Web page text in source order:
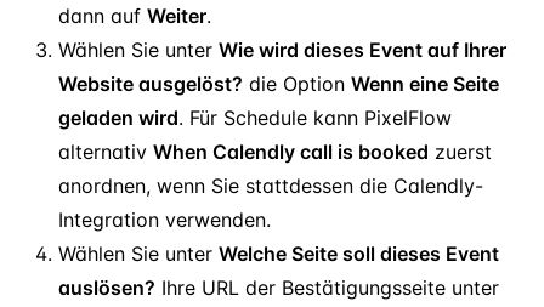
dann auf Weiter.
Wählen Sie unter Wie wird dieses Event auf Ihrer
Website ausgelöst? die Option Wenn eine Seite
geladen wird. Für Schedule kann PixelFlow
alternativ When Calendly call is booked zuerst
anordnen, wenn Sie stattdessen die Calendly-
Integration verwenden.
Wählen Sie unter Welche Seite soll dieses Event
auslösen? Ihre URL der Bestätigungsseite unter